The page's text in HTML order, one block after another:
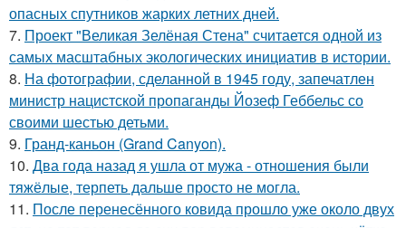
опасных спутников жарких летних дней.
7. Проект "Великая Зелёная Стена" считается одной из
самых масштабных экологических инициатив в истории.
8. На фотографии, сделанной в 1945 году, запечатлен
министр нацистской пропаганды Йозеф Геббельс со
своими шестью детьми.
9. Гранд-каньон (Grand Canyon).
10. Два года назад я ушла от мужа - отношения были
тяжёлые, терпеть дальше просто не могла.
11. После перенесённого ковида прошло уже около двух